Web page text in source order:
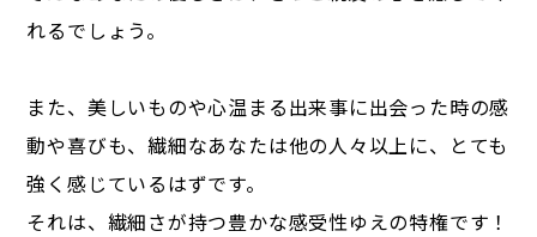
れるでしょう。
また、美しいものや心温まる出来事に出会った時の感
動や喜びも、繊細なあなたは他の人々以上に、とても
強く感じているはずです。
それは、繊細さが持つ豊かな感受性ゆえの特権です！